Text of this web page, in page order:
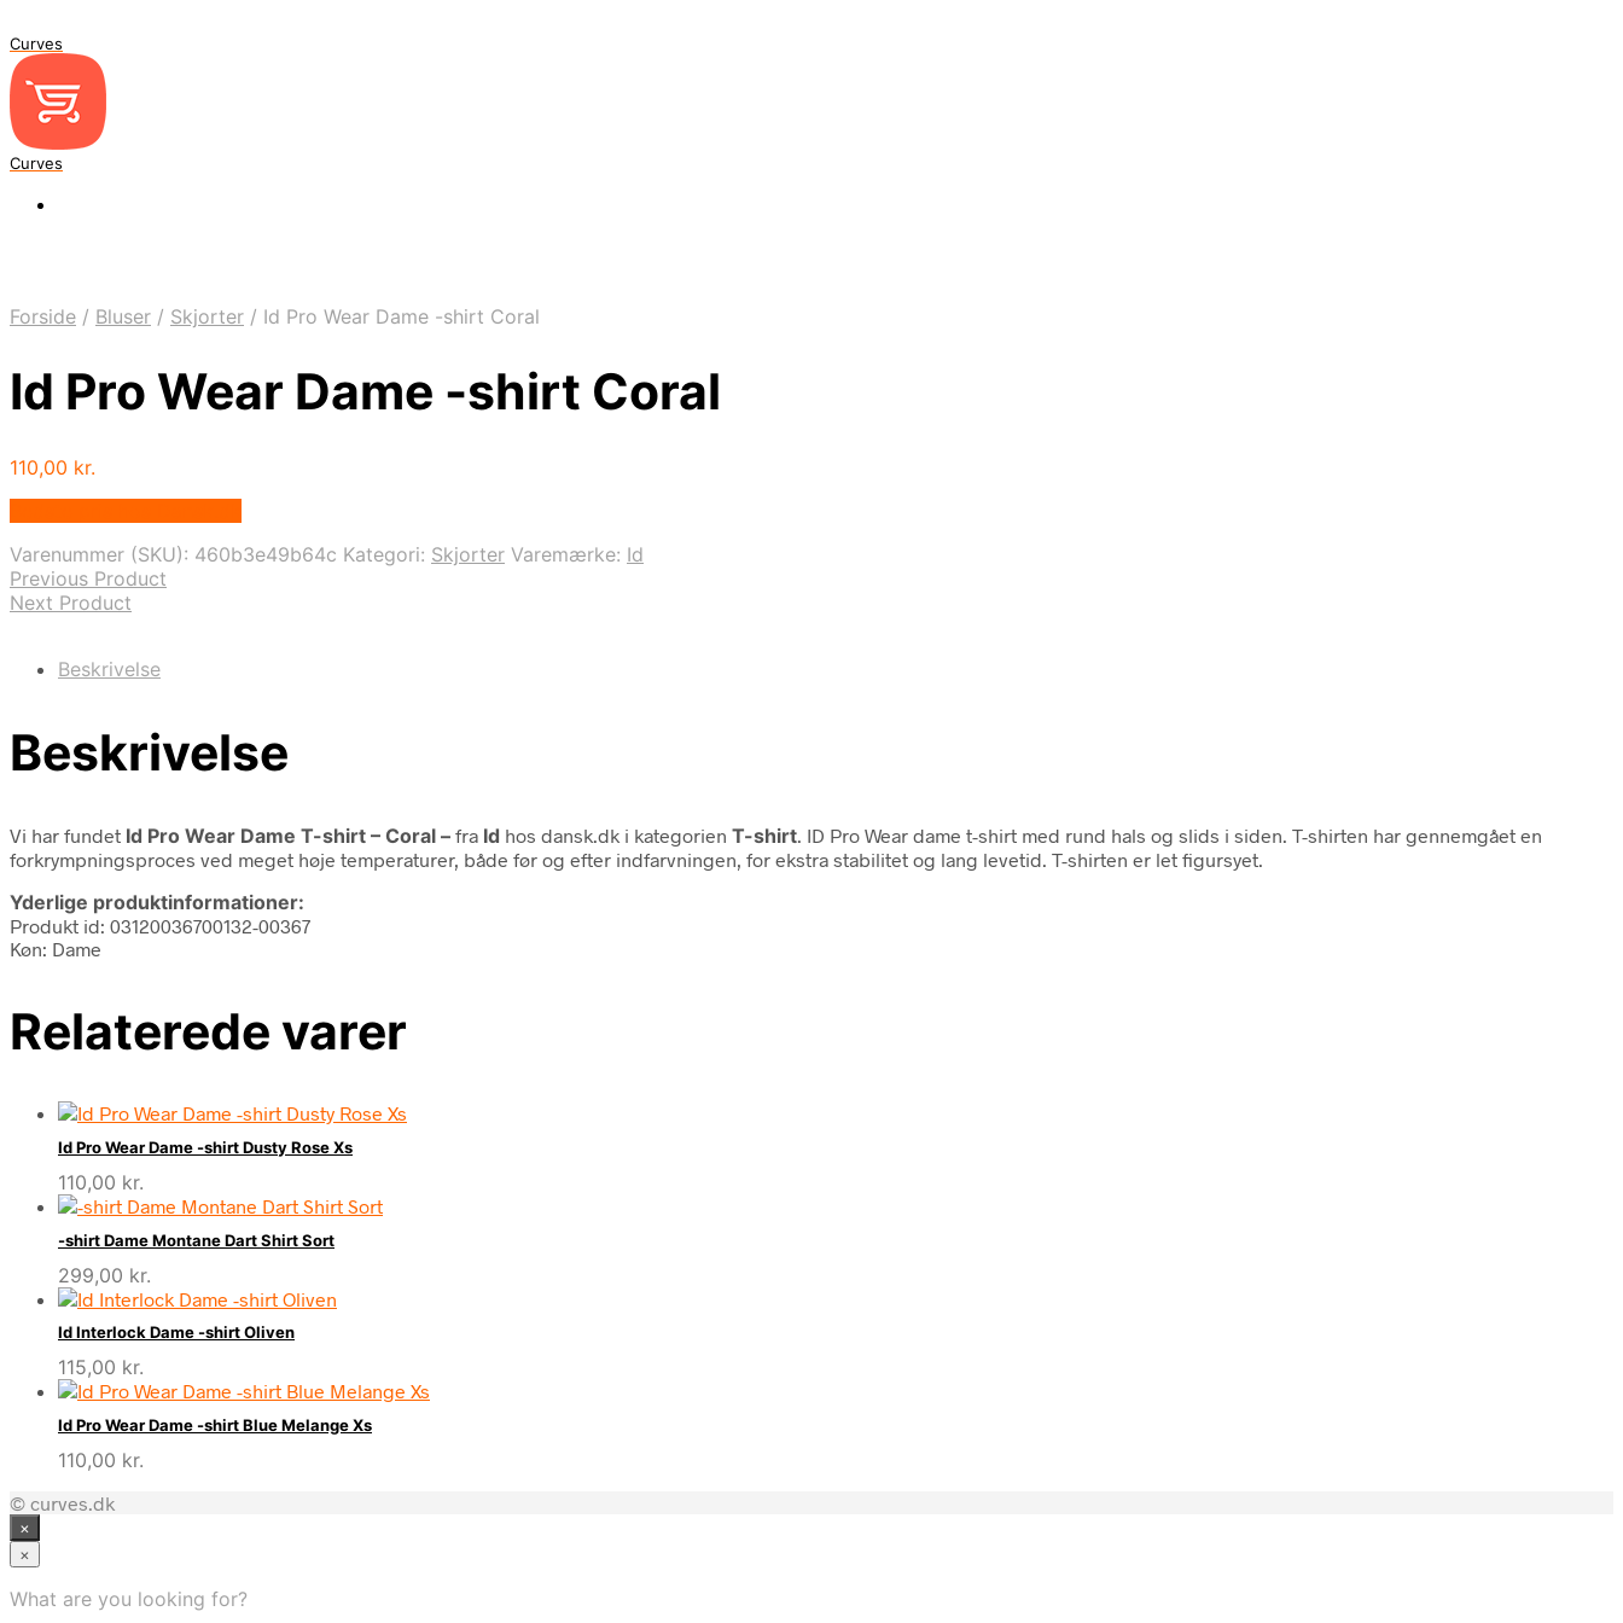
Curves
Curves
Forside / Bluser / Skjorter / Id Pro Wear Dame -shirt Coral
Id Pro Wear Dame -shirt Coral
110,00 kr.
Varenummer (SKU): 460b3e49b64c Kategori: Skjorter Varemærke: Id
Previous Product
Next Product
Beskrivelse
Beskrivelse
Vi har fundet Id Pro Wear Dame T-shirt – Coral – fra Id hos dansk.dk i kategorien T-shirt . ID Pro Wear dame t-shirt med rund hals og slids i siden. T-shirten har gennemgået en
forkrympningsproces ved meget høje temperaturer, både før og efter indfarvningen, for ekstra stabilitet og lang levetid. T-shirten er let figursyet.
Yderlige produktinformationer:
Produkt id: 03120036700132-00367
Køn: Dame
Relaterede varer
Id Pro Wear Dame -shirt Dusty Rose Xs
110,00 kr.
-shirt Dame Montane Dart Shirt Sort
299,00 kr.
Id Interlock Dame -shirt Oliven
115,00 kr.
Id Pro Wear Dame -shirt Blue Melange Xs
110,00 kr.
© curves.dk
×
×
What are you looking for?